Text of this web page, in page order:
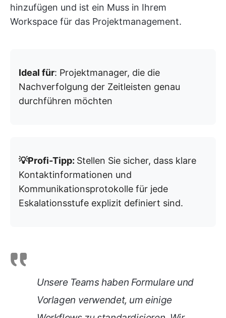
hinzufügen und ist ein Muss in Ihrem
Workspace für das Projektmanagement.
Ideal für: Projektmanager, die die
Nachverfolgung der Zeitleisten genau
durchführen möchten
💡Profi-Tipp: Stellen Sie sicher, dass klare
Kontaktinformationen und
Kommunikationsprotokolle für jede
Eskalationsstufe explizit definiert sind.
Unsere Teams haben Formulare und
Vorlagen verwendet, um einige